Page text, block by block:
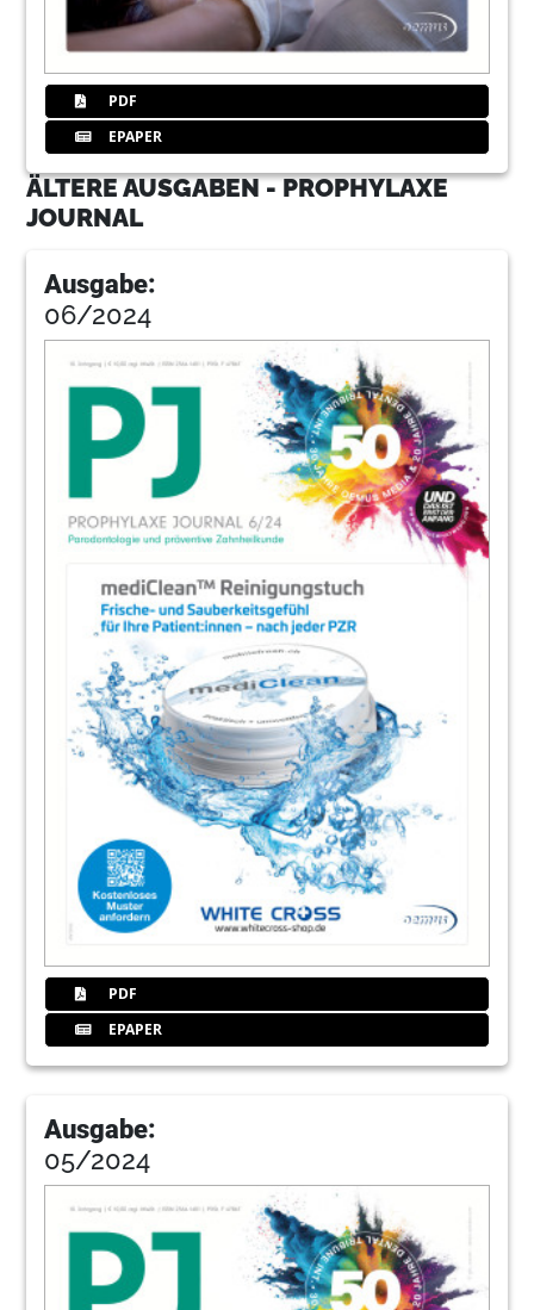
PDF
EPAPER
ÄLTERE AUSGABEN - PROPHYLAXE
JOURNAL
Ausgabe:
06/2024
PDF
EPAPER
Ausgabe:
05/2024